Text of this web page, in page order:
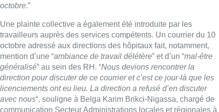
octobre.”
Une plainte collective a également été introduite par les
travailleurs auprès des services compétents. Un courrier du 10
octobre adressé aux directions des hôpitaux fait, notamment,
mention d’une “ambiance de travail délétère” et d’un “mal-être
généralisé” au sein des RH. “Nous devions rencontrer la
direction pour discuter de ce courrier et c’est ce jour-là que les
licenciements ont eu lieu. La direction a refusé d’en discuter
avec nous“, souligne à Belga Karim Brikci-Nigassa, chargé de
communication Secteur Administrations locales et régionales à